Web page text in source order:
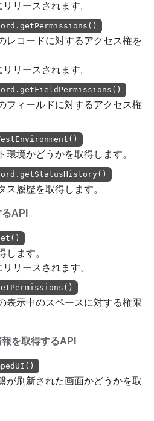
リースされます。
レコードに対するアクセス権を
リースされます。
フィールドに対するアクセス権
環境かどうかを取得します。
ス履歴を取得します。
API
します。
リースされます。
表示中のスペースに対する権限
を取得するAPI
が刷新された画面かどうかを取